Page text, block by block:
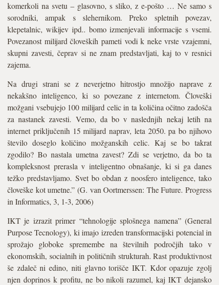
komerkoli na svetu – glasovno, s sliko, z e-pošto … Ne samo s
sorodniki, ampak s slehernikom. Preko spletnih povezav,
klepetalnic, wikijev ipd.. bomo izmenjevali informacije s vsemi.
Povezanost milijard človeških pameti vodi k neke vrste vzajemni,
skupni zavesti, čeprav si ne znam predstavljati, kaj to v resnici
zajema.
Na drugi strani se z neverjetno hitrostjo množijo naprave z
nekakšno inteligenco, ki so povezane z internetom. Človeški
možgani vsebujejo 100 milijard celic in ta količina očitno zadošča
za nastanek zavesti. Vemo, da bo v naslednjih nekaj letih na
internet priključenih 15 milijard naprav, leta 2050. pa bo njihovo
število doseglo količino možganskih celic. Kaj se bo takrat
zgodilo? Bo nastala umetna zavest? Zdi se verjetno, da bo ta
kompleksnost prerasla v inteligentno obnašanje, ki si ga danes
težko predstavljamo. Svet bo obdan z noosfero inteligence, tako
človeške kot umetne.” (G. van Oortmerssen: The Future. Progress
in Informatics, 3, 1-3, 2006)
IKT je izrazit primer “tehnologije splošnega namena” (General
Purpose Tecnology), ki imajo izreden transformacijski potencial in
sprožajo globoke spremembe na številnih področjih tako v
ekonomskih, socialnih in političnih strukturah. Rast produktivnost
še zdaleč ni edino, niti glavno torišče IKT. Kdor opazuje zgolj
njen doprinos k profitu, ne bo nikoli razumel, kaj IKT dejansko